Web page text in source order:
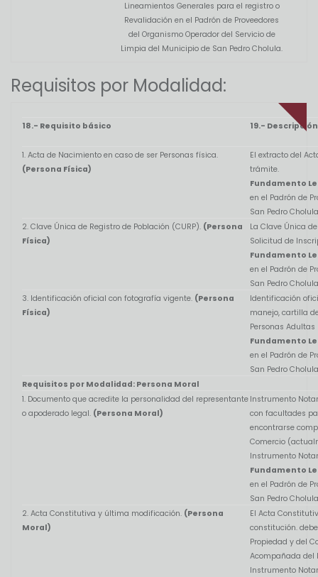
Lineamientos Generales para el registro o
Revalidación en el Padrón de Proveedores
del Organismo Operador del Servicio de
Limpia del Municipio de San Pedro Cholula.
Requisitos por Modalidad:
18.- Requisito básico 19.-
1. Acta de Nacimiento en caso de ser Personas física.
(Persona Física)
El extracto del
trámite.
Fundamento
en el Padrón de
San Pedro
2. Clave Única de Registro de Población (CURP). (Persona
Física)
La Clave Única
Solicitud de
Fundamento
en el Padrón de
San Pedro
3. Identificación oficial con fotografía vigente. (Persona
Física)
Identificación
manejo, cartilla
Personas Adultas
Fundamento
en el Padrón de
San Pedro
Requisitos por Modalidad: Persona Moral
1. Documento que acredite la personalidad del representante
o apoderado legal. (Persona Moral)
Instrumento
con facultades
encontrarse
Comercio
Instrumento
Fundamento
en el Padrón de
San Pedro
2. Acta Constitutiva y última modificación. (Persona
Moral)
El Acta
constitución.
Propiedad y del
Acompañada del
Instrumento